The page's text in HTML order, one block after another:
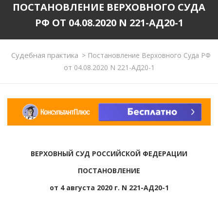
ПОСТАНОВЛЕНИЕ ВЕРХОВНОГО СУДА
РФ ОТ 04.08.2020 N 221-АД20-1
Судебная практика >Постановление Верховного Суда РФ
от 04.08.2020 N 221-АД20-1
ВЕРХОВНЫЙ СУД РОССИЙСКОЙ ФЕДЕРАЦИИ
ПОСТАНОВЛЕНИЕ
от 4 августа 2020 г. N 221-АД20-1